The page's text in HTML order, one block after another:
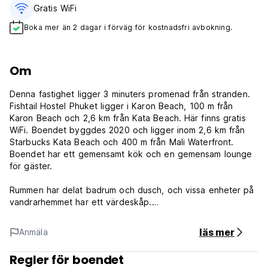
Gratis WiFi
Boka mer än 2 dagar i förväg för kostnadsfri avbokning.
Om
Denna fastighet ligger 3 minuters promenad från stranden.
Fishtail Hostel Phuket ligger i Karon Beach, 100 m från
Karon Beach och 2,6 km från Kata Beach. Här finns gratis
WiFi. Boendet byggdes 2020 och ligger inom 2,6 km från
Starbucks Kata Beach och 400 m från Mali Waterfront.
Boendet har ett gemensamt kök och en gemensam lounge
för gäster.
Rummen har delat badrum och dusch, och vissa enheter på
vandrarhemmet har ett värdeskåp.
Populära sevärdheter i närheten av Fishtail Hostel Phuket
inkluderar Karon Temple Wat Suvarnkiri, Karon Night Market
och Karon Roundabout. Närmaste flygplats är Phukets
internationella flygplats, som ligger 42 km bort.
Anmäla läs mer
Regler för boendet